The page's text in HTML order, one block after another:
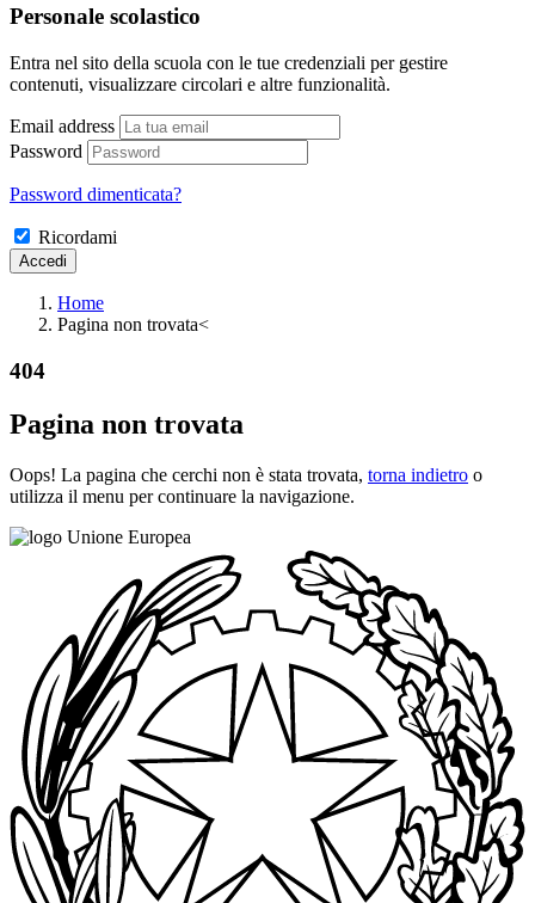
Personale scolastico
Entra nel sito della scuola con le tue credenziali per gestire
contenuti, visualizzare circolari e altre funzionalità.
Email address
Password
Password dimenticata?
Ricordami
Home
Pagina non trovata<
404
Pagina non trovata
Oops! La pagina che cerchi non è stata trovata, torna indietro o
utilizza il menu per continuare la navigazione.